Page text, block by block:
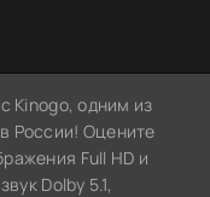
Kinogo, одним из
России! Оцените
Full HD и
Dolby 5.1,